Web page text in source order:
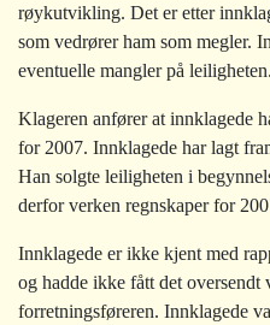
røykutvikling. Det er etter
som vedrører ham som megler.
eventuelle mangler på leiligheten.
Klageren anfører at innklagede
for 2007. Innklagede har lagt
Han solgte leiligheten i
derfor verken regnskaper for
Innklagede er ikke kjent med
og hadde ikke fått det oversendt
forretningsføreren. Innklagede